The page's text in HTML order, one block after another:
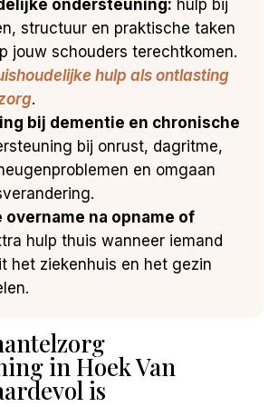
ondersteuning: hulp bij
structuur en praktische taken
jouw schouders terechtkomen.
hulp als ontlasting
.
bij dementie en chronische
bij onrust, dagritme,
en omgaan
na opname of
hulp thuis wanneer iemand
het ziekenhuis en het gezin
in Hoek Van
is